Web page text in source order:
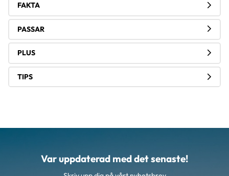
FAKTA
PASSAR
PLUS
TIPS
Var uppdaterad med det senaste!